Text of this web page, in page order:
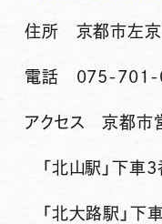
住所 京都市左京
電話 075-701-
アクセス 京都市
「北山駅」下車3
「北大路駅」下